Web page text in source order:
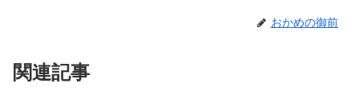
おかめの御前
関連記事